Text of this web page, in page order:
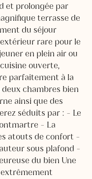
et prolongée par
terrasse de
du séjour
rare pour le
en plein air ou
ouverte,
parfaitement à la
chambres bien
ainsi que des
séduits par : - Le
- La
atouts de confort -
sous plafond -
du bien Une